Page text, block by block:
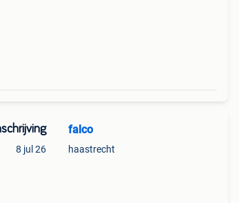
8 jul 26
falco
haastrecht